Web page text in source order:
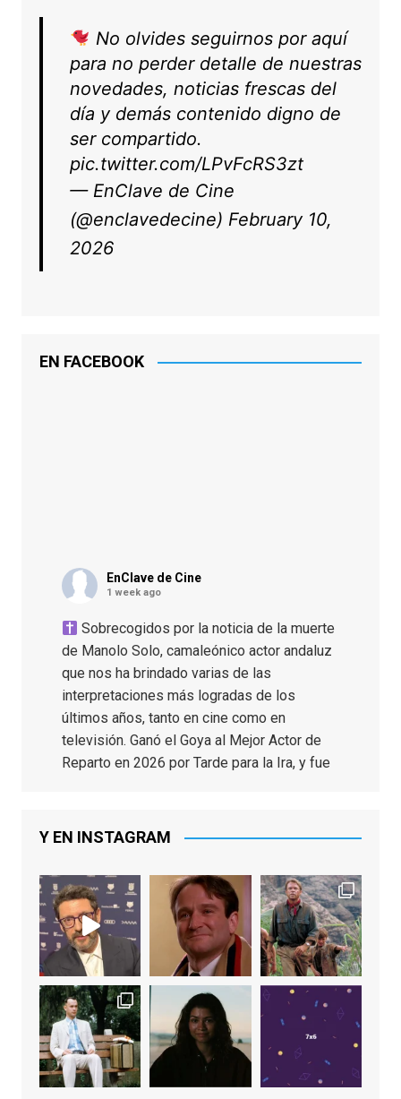
No olvides seguirnos por aquí
para no perder detalle de nuestras
novedades, noticias frescas del
día y demás contenido digno de
ser compartido.
pic.twitter.com/LPvFcRS3zt
— EnClave de Cine
(@enclavedecine) February 10,
2026
EN FACEBOOK
EnClave de Cine
1 week ago
Sobrecogidos por la noticia de la muerte
de Manolo Solo, camaleónico actor andaluz
que nos ha brindado varias de las
interpretaciones más logradas de los
últimos años, tanto en cine como en
televisión. Ganó el Goya al Mejor Actor de
Reparto en 2026 por Tarde para la Ira, y fue
principal por Una Quinta Por
View on Facebook Share
EnClave de Cine
2 weeks ago
"El adulto divertido y juguetón que todos
los niños querríamos tener en nuestras
familias, el carroza cachondo mental con el
que los adolescentes desearíamos tomar
nuestras primeras cañas". Así despedíamos
Y EN INSTAGRAM